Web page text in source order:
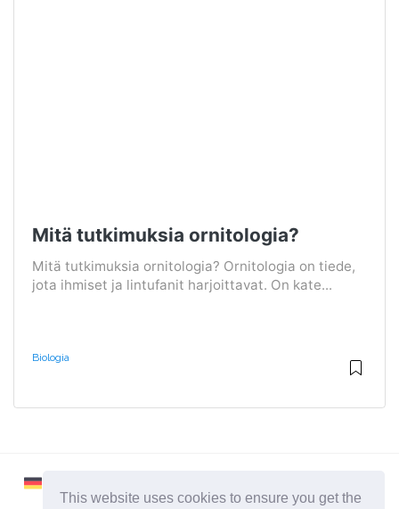
This website uses cookies to ensure you get the
Mitä tutkimuksia ornitologia?
Mitä tutkimuksia ornitologia? Ornitologia on tiede,
jota ihmiset ja lintufanit harjoittavat. On kate...
Biologia